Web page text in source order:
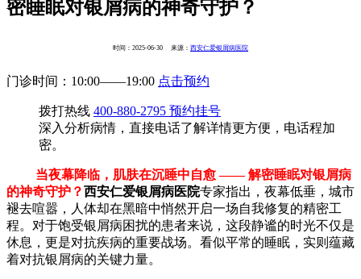
密睡眠对银屑病的神奇守护​？
时间：2025-06-30 来源： 西安仁爱银屑病医院
门诊时间：10:00——19:00 点击预约
拨打热线 400-880-2795 预约挂号
深入分析病情，直接电话了解详情更方便，电话程加
密。
当夜幕降临，肌肤在沉睡中自愈 —— 解密睡眠对银屑病
的神奇守护​？西安仁爱银屑病医院专家指出，夜幕低垂，城市
褪去喧嚣，人体却在黑暗中悄然开启一场自我修复的精密工
程。对于饱受银屑病困扰的患者来说，这段静谧的时光不仅是
休息，更是对抗疾病的重要战场。看似平常的睡眠，实则蕴藏
着对抗银屑病的关键力量。​